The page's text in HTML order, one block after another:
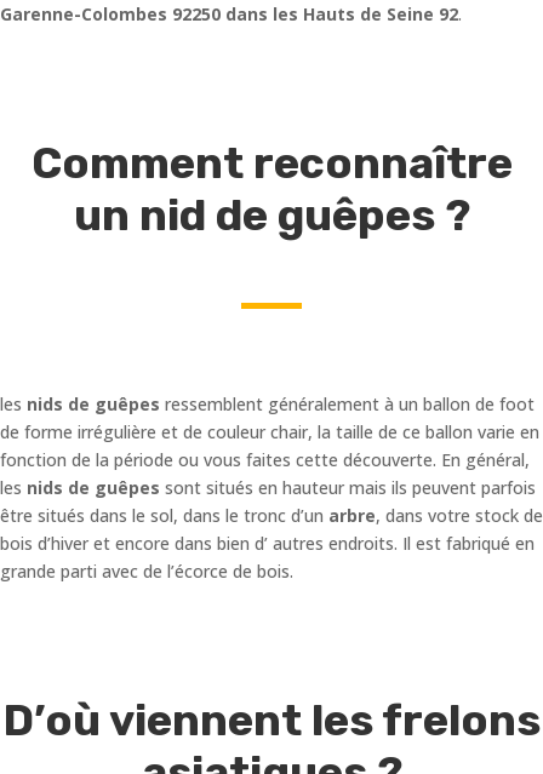
Garenne-Colombes 92250 dans les Hauts de Seine 92.
Comment reconnaître
un nid de guêpes ?
les nids de guêpes ressemblent généralement à un ballon de foot
de forme irrégulière et de couleur chair, la taille de ce ballon varie en
fonction de la période ou vous faites cette découverte. En général,
les nids de guêpes sont situés en hauteur mais ils peuvent parfois
être situés dans le sol, dans le tronc d’un arbre, dans votre stock de
bois d’hiver et encore dans bien d’ autres endroits. Il est fabriqué en
grande parti avec de l’écorce de bois.
D’où viennent les frelons